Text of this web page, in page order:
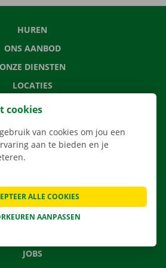
HUREN
ONS AANBOD
ONZE DIENSTEN
LOCATIES
APP
VRAGEN
NIEUWS
JOBS
cookies
van cookies om jou een
aan te bieden en je
AANPASSEN
ALLE COOKIES